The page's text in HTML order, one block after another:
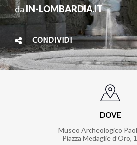
da IN-LOMBARDIA.IT
CONDIVIDI
DOVE
Museo Archeologico
Piazza Medaglie d’Oro,